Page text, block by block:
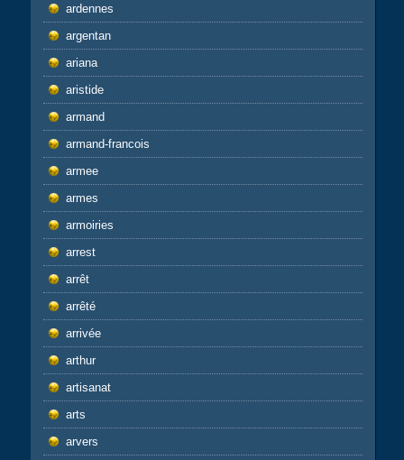
ardennes
argentan
ariana
aristide
armand
armand-francois
armee
armes
armoiries
arrest
arrêt
arrêté
arrivée
arthur
artisanat
arts
arvers